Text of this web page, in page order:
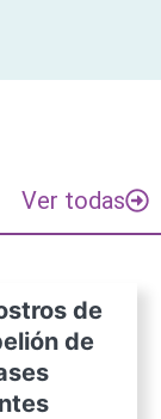
Ver todas
de
de